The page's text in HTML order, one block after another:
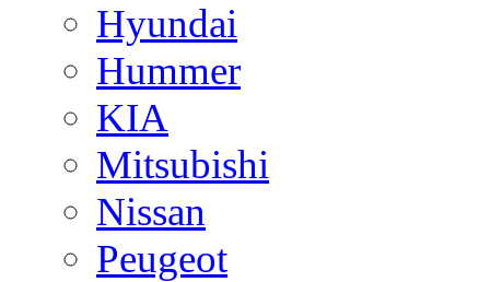
Hyundai
Hummer
KIA
Mitsubishi
Nissan
Peugeot